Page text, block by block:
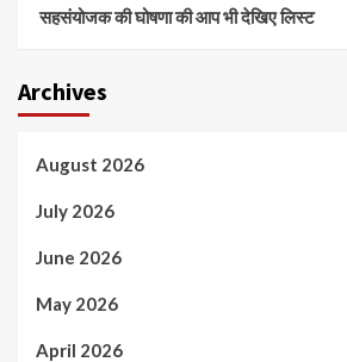
सहसंयोजक की घोषणा की आप भी देखिए लिस्ट
Archives
August 2026
July 2026
June 2026
May 2026
April 2026